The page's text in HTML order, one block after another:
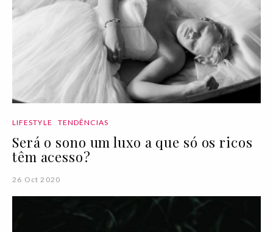
LIFESTYLE TENDÊNCIAS
Será o sono um luxo a que só os ricos
têm acesso?
26 Oct 2020